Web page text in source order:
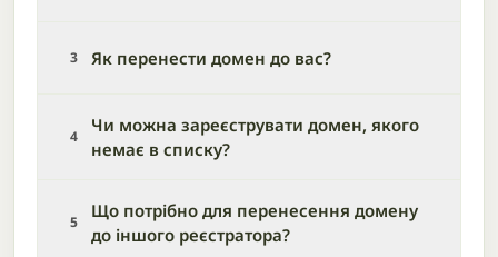
3 Як перенести домен до вас?
4
Чи можна зареєструвати домен, якого
немає в списку?
5
Що потрібно для перенесення домену
до іншого реєстратора?